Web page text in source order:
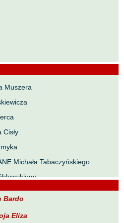
Muszera
Michała Tabaczyńskiego
Zbigniewa Wojciechowicza
Bardo
Eliza